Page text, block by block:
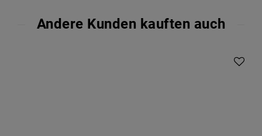
Andere Kunden kauften auch